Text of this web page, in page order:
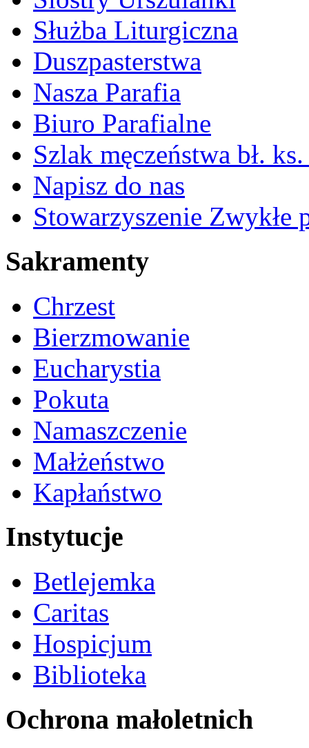
Służba Liturgiczna
Duszpasterstwa
Nasza Parafia
Biuro Parafialne
Szlak męczeństwa bł.
Napisz do nas
Stowarzyszenie Zwykłe
Sakramenty
Chrzest
Bierzmowanie
Eucharystia
Pokuta
Namaszczenie
Małżeństwo
Kapłaństwo
Instytucje
Betlejemka
Caritas
Hospicjum
Biblioteka
Ochrona małoletnich